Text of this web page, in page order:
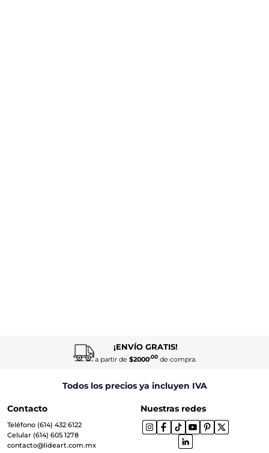
¡ENVÍO GRATIS!
a partir de $2000.00de compra.
Todos los precios ya incluyen IVA
Contacto
Teléfono (614) 432 6122
Celular (614) 605 1278
contacto@lideart.com.mx
Nuestras redes